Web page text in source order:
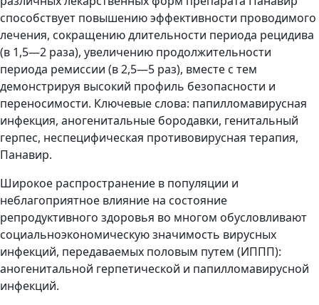
способствует повышению эффективности проводимого
лечения, сокращению длительности периода рецидива
(в 1,5—2 раза), увеличению продолжительности
периода ремиссии (в 2,5—5 раз), вместе с тем
демонстрируя высокий профиль безопасности и
переносимости. Ключевые слова: папилломавирусная
инфекция, аногенитальные бородавки, генитальный
герпес, неспецифическая противовирусная терапия,
Панавир.
Широкое распространение в популяции и
неблагоприятное влияние на состояние
репродуктивного здоровья во многом обусловливают
социальноэкономическую значимость вирусных
инфекций, передаваемых половым путем (ИППП):
аногенитальной герпетической и папилломавирусной
инфекций.